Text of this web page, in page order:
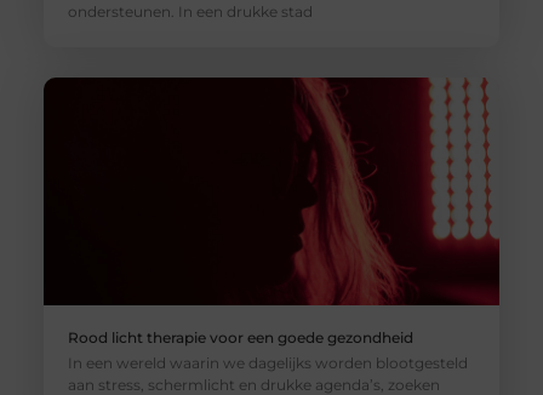
ondersteunen. In een drukke stad
Rood licht therapie voor een goede gezondheid
In een wereld waarin we dagelijks worden blootgesteld
aan stress, schermlicht en drukke agenda’s, zoeken